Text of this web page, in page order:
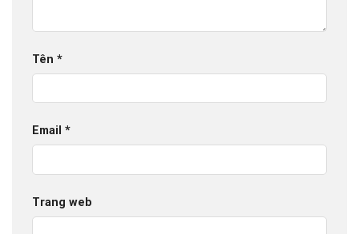
Tên *
Email *
Trang web